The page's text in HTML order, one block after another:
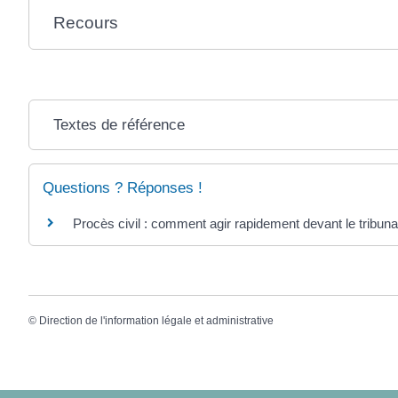
Recours
Textes de référence
Questions ? Réponses !
Procès civil : comment agir rapidement devant le
© Direction de l'information légale et administrative